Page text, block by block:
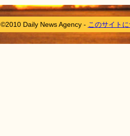
©2010 Daily News Agency - このサイト